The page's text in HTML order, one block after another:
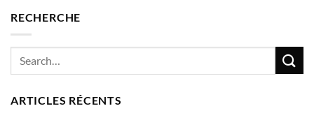
RECHERCHE
ARTICLES RÉCENTS